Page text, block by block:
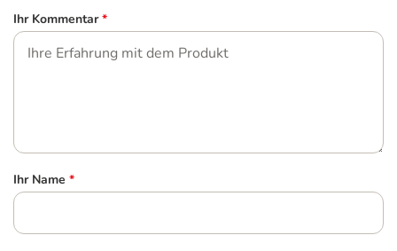
Ihr Kommentar *
Ihr Name *